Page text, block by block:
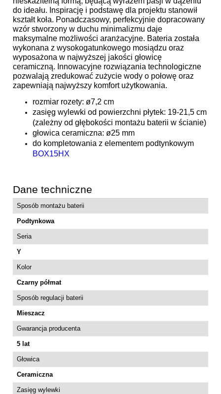
do ideału. Inspirację i podstawę dla projektu stanowił
kształt koła. Ponadczasowy, perfekcyjnie dopracowany
wzór stworzony w duchu minimalizmu daje
maksymalne możliwości aranżacyjne. Bateria została
wykonana z wysokogatunkowego mosiądzu oraz
wyposażona w najwyższej jakości głowicę
ceramiczną. Innowacyjne rozwiązania technologiczne
pozwalają zredukować zużycie wody o połowę oraz
zapewniają najwyższy komfort użytkowania.
rozmiar rozety: ø7,2 cm
zasięg wylewki od powierzchni płytek: 19-21,5 cm
(zależny od głębokości montażu baterii w ścianie)
głowica ceramiczna: ø25 mm
do kompletowania z elementem podtynkowym
BOX15HX
Dane techniczne
Sposób montażu baterii
Podtynkowa
Seria
Y
Kolor
Czarny półmat
Sposób regulacji baterii
Mieszacz
Gwarancja producenta
5 lat
Głowica
Ceramiczna
Zasięg wylewki